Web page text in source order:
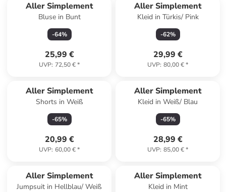
Aller Simplement
Bluse in Bunt
-64%
25,99 €
UVP: 72,50 €*
Aller Simplement
Kleid in Türkis/ Pink
-62%
29,99 €
UVP: 80,00 €*
Aller Simplement
Shorts in Weiß
-65%
20,99 €
UVP: 60,00 €*
Aller Simplement
Kleid in Weiß/ Blau
-65%
28,99 €
UVP: 85,00 €*
Aller Simplement
Jumpsuit in Hellblau/ Weiß
Aller Simplement
Kleid in Mint